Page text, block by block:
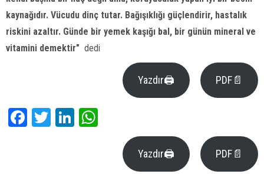
kaynağıdır. Vücudu dinç tutar. Bağışıklığı güçlendirir, hastalık
riskini azaltır. Günde bir yemek kaşığı bal, bir günün mineral ve
vitamini demektir” dedi
Yazdır🖨 PDF📄
Facebook
TwitterLinkedIn
Yazdır🖨 PDF📄